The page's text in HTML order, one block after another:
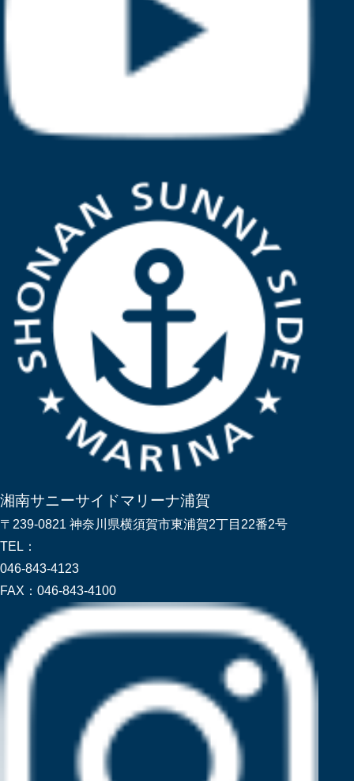
湘南サニーサイドマリーナ浦賀
〒239-0821 神奈川県横須賀市東浦賀2丁目22番2号
TEL：
046-843-4123
FAX： 046-843-4100